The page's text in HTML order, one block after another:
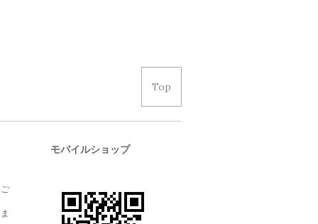
Top
モバイルショップ